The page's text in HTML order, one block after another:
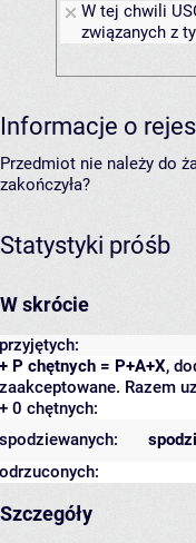
W tej chwili
związanych z
Informacje o
Przedmiot nie należy do
zakończyła?
Statystyki próśb
W skrócie
przyjętych:
+ P chętnych = P+A+X,
zaakceptowane. Razem
+ 0 chętnych:
spodziewanych:
odrzuconych:
Szczegóły